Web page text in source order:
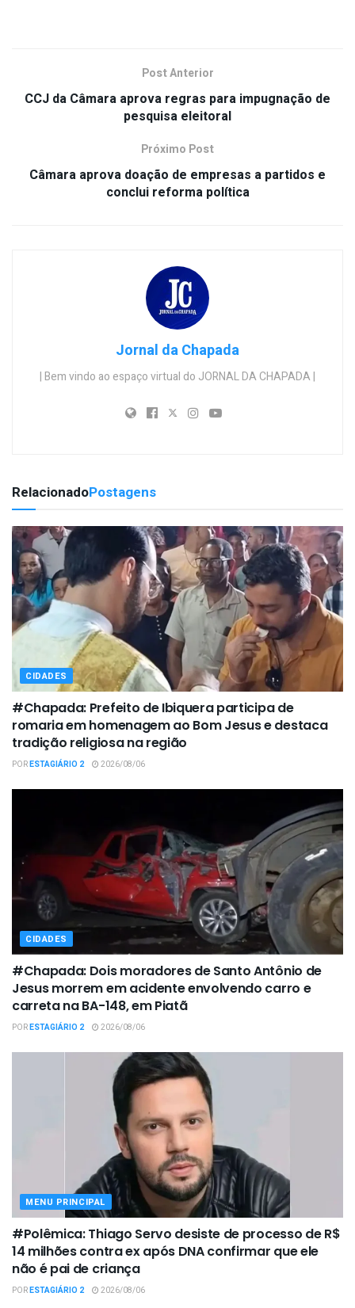
Post Anterior
CCJ da Câmara aprova regras para impugnação de
pesquisa eleitoral
Próximo Post
Câmara aprova doação de empresas a partidos e
conclui reforma política
Jornal da Chapada
| Bem vindo ao espaço virtual do JORNAL DA CHAPADA |
RelacionadoPostagens
CIDADES
#Chapada: Prefeito de Ibiquera participa de
romaria em homenagem ao Bom Jesus e destaca
tradição religiosa na região
PORESTAGIÁRIO 2 2026/08/06
CIDADES
#Chapada: Dois moradores de Santo Antônio de
Jesus morrem em acidente envolvendo carro e
carreta na BA-148, em Piatã
PORESTAGIÁRIO 2 2026/08/06
MENU PRINCIPAL
#Polêmica: Thiago Servo desiste de processo de R$
14 milhões contra ex após DNA confirmar que ele
não é pai de criança
PORESTAGIÁRIO 2 2026/08/06